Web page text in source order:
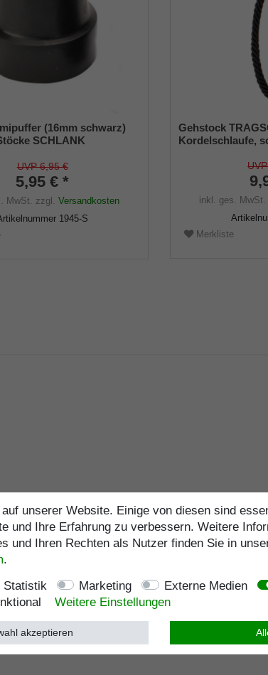
(16mm schwarz)
SCHLANK
(VE 1 Stück)
UVP 6,95 €
5,95 € *
MwSt. zzgl. Versandkosten
1945-S
Gehstock
Kordelschlaufe,
inkl. ges. MwSt.
Merkliste
unserer Website. Einige von diesen sind
und Ihre Erfahrung zu verbessern. Weitere
und Ihren Rechten als Nutzer finden Sie in
.
Statistik Marketing Externe Medien
Weitere Einstellungen
akzeptieren